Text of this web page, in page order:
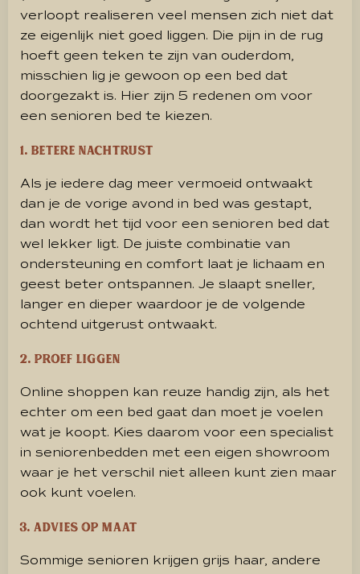
verloopt realiseren veel mensen zich niet dat
ze eigenlijk niet goed liggen. Die pijn in de rug
hoeft geen teken te zijn van ouderdom,
misschien lig je gewoon op een bed dat
doorgezakt is. Hier zijn 5 redenen om voor
een senioren bed te kiezen.
1. Betere nachtrust
Als je iedere dag meer vermoeid ontwaakt
dan je de vorige avond in bed was gestapt,
dan wordt het tijd voor een senioren bed dat
wel lekker ligt. De juiste combinatie van
ondersteuning en comfort laat je lichaam en
geest beter ontspannen. Je slaapt sneller,
langer en dieper waardoor je de volgende
ochtend uitgerust ontwaakt.
2. Proef liggen
Online shoppen kan reuze handig zijn, als het
echter om een bed gaat dan moet je voelen
wat je koopt. Kies daarom voor een specialist
in seniorenbedden met een eigen showroom
waar je het verschil niet alleen kunt zien maar
ook kunt voelen.
3. Advies op maat
Sommige senioren krijgen grijs haar, andere